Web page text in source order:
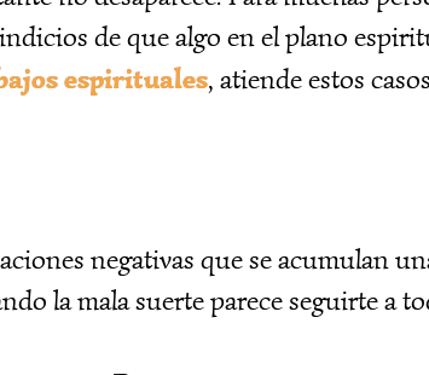
de que algo en el plano
espirituales, atiende estos
negativas que se acumulan
la mala suerte parece seguirte a